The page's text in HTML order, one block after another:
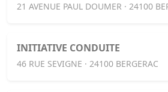
21 AVENUE PAUL DOUMER · 24100
INITIATIVE CONDUITE
46 RUE SEVIGNE · 24100 BERGERAC